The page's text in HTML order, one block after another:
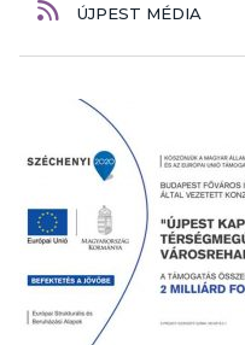
ÚJPEST MÉDIA